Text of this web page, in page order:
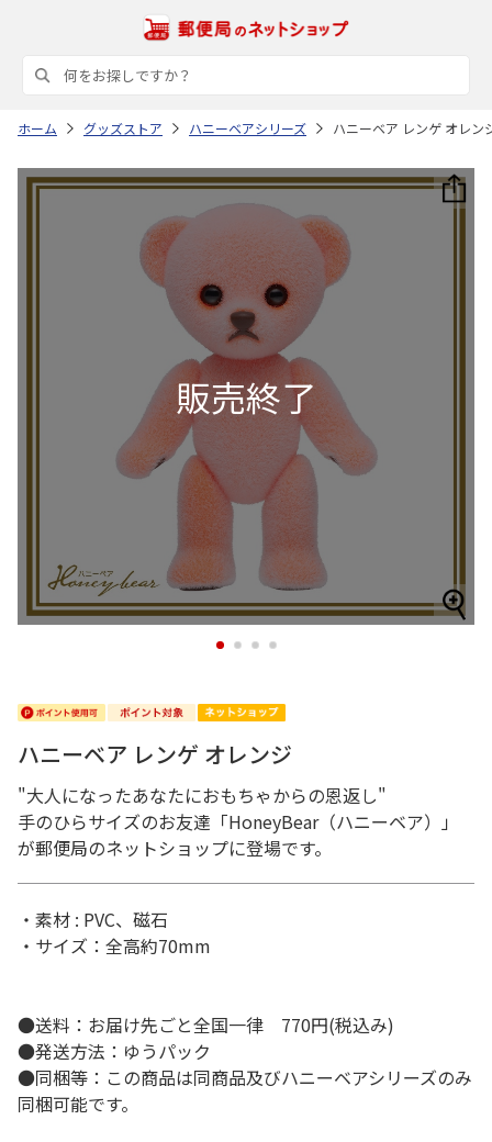
ホーム グッズストア ハニーベアシリーズ ハニーベア レンゲ オレン
1 2 3 4
ハニーベア レンゲ オレンジ
"大人になったあなたにおもちゃからの恩返し"
手のひらサイズのお友達「HoneyBear（ハニーベア）」
が郵便局のネットショップに登場です。
・素材 : PVC、磁石
・サイズ：全高約70mm
●送料：お届け先ごと全国一律 770円(税込み)
●発送方法：ゆうパック
●同梱等：この商品は同商品及びハニーベアシリーズのみ
同梱可能です。